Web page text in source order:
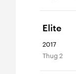
Elite
2017
Thug 2